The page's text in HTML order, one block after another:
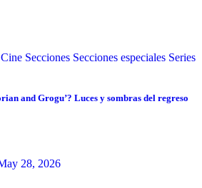
Cine Secciones Secciones especiales Series
and Grogu’? Luces y sombras del regreso
28, 2026